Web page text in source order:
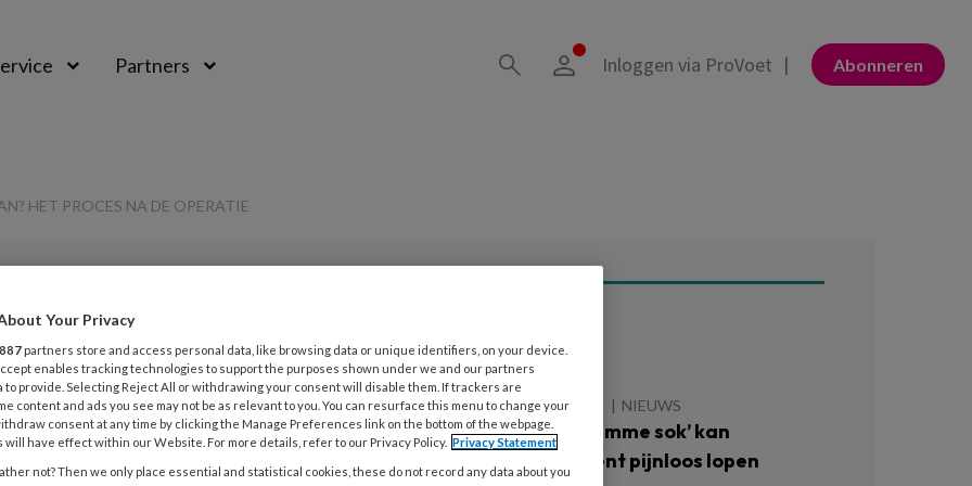
Partners Abonneren
Inloggen via ProVoet
HET PROCES NA DE OPERATIE
Opslaan Reacties 0 Delen
en dan? Het
Lees ook
24 OKTOBER 2025 NIEUWS
Met nieuwe ‘slimme sok’ kan
diabetespatiënt pijnloos lopen
Your Privacy
887 partners store and access personal data, like browsing data or unique identifiers, on your device.
enables tracking technologies to support the purposes shown under we and our partners
to provide. Selecting Reject All or withdrawing your consent will disable them. If trackers are
content and ads you see may not be as relevant to you. You can resurface this menu to change your
consent at any time by clicking the Manage Preferences link on the bottom of the webpage.
will have effect within our Website. For more details, refer to our Privacy Policy. Privacy Statement
not? Then we only place essential and statistical cookies, these do not record any data about you